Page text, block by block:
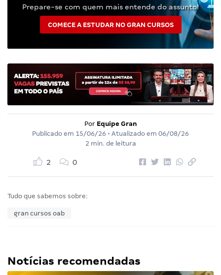
Prepare-se com quem mais entende do assunto!
COMECE A ESTUDAR NO GRAN CURSOS
Por Equipe Gran
Publicado em 15/06/26 • Atualizado em 06/08/26
2 min. de leitura
2 0
Tudo que sabemos sobre:
gran cursos oab
Notícias recomendadas